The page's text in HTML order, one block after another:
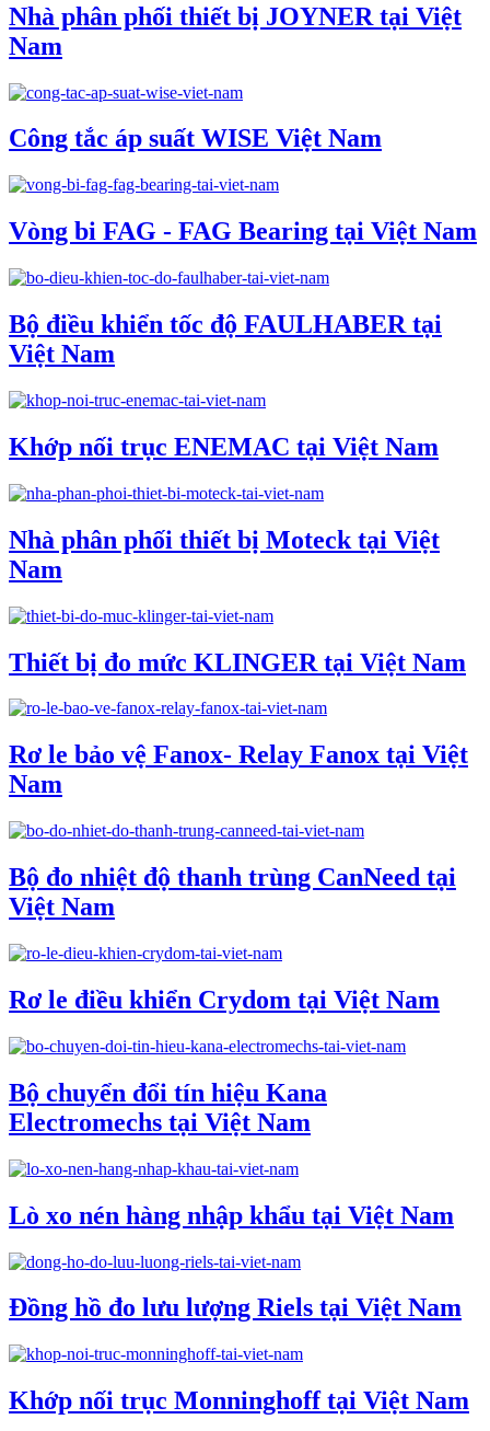
Nhà phân phối thiết bị JOYNER tại Việt
Nam
Công tắc áp suất WISE Việt Nam
Vòng bi FAG - FAG Bearing tại Việt Nam
Bộ điều khiển tốc độ FAULHABER tại
Việt Nam
Khớp nối trục ENEMAC tại Việt Nam
Nhà phân phối thiết bị Moteck tại Việt
Nam
Thiết bị đo mức KLINGER tại Việt Nam
Rơ le bảo vệ Fanox- Relay Fanox tại Việt
Nam
Bộ đo nhiệt độ thanh trùng CanNeed tại
Việt Nam
Rơ le điều khiển Crydom tại Việt Nam
Bộ chuyển đổi tín hiệu Kana
Electromechs tại Việt Nam
Lò xo nén hàng nhập khẩu tại Việt Nam
Đồng hồ đo lưu lượng Riels tại Việt Nam
Khớp nối trục Monninghoff tại Việt Nam